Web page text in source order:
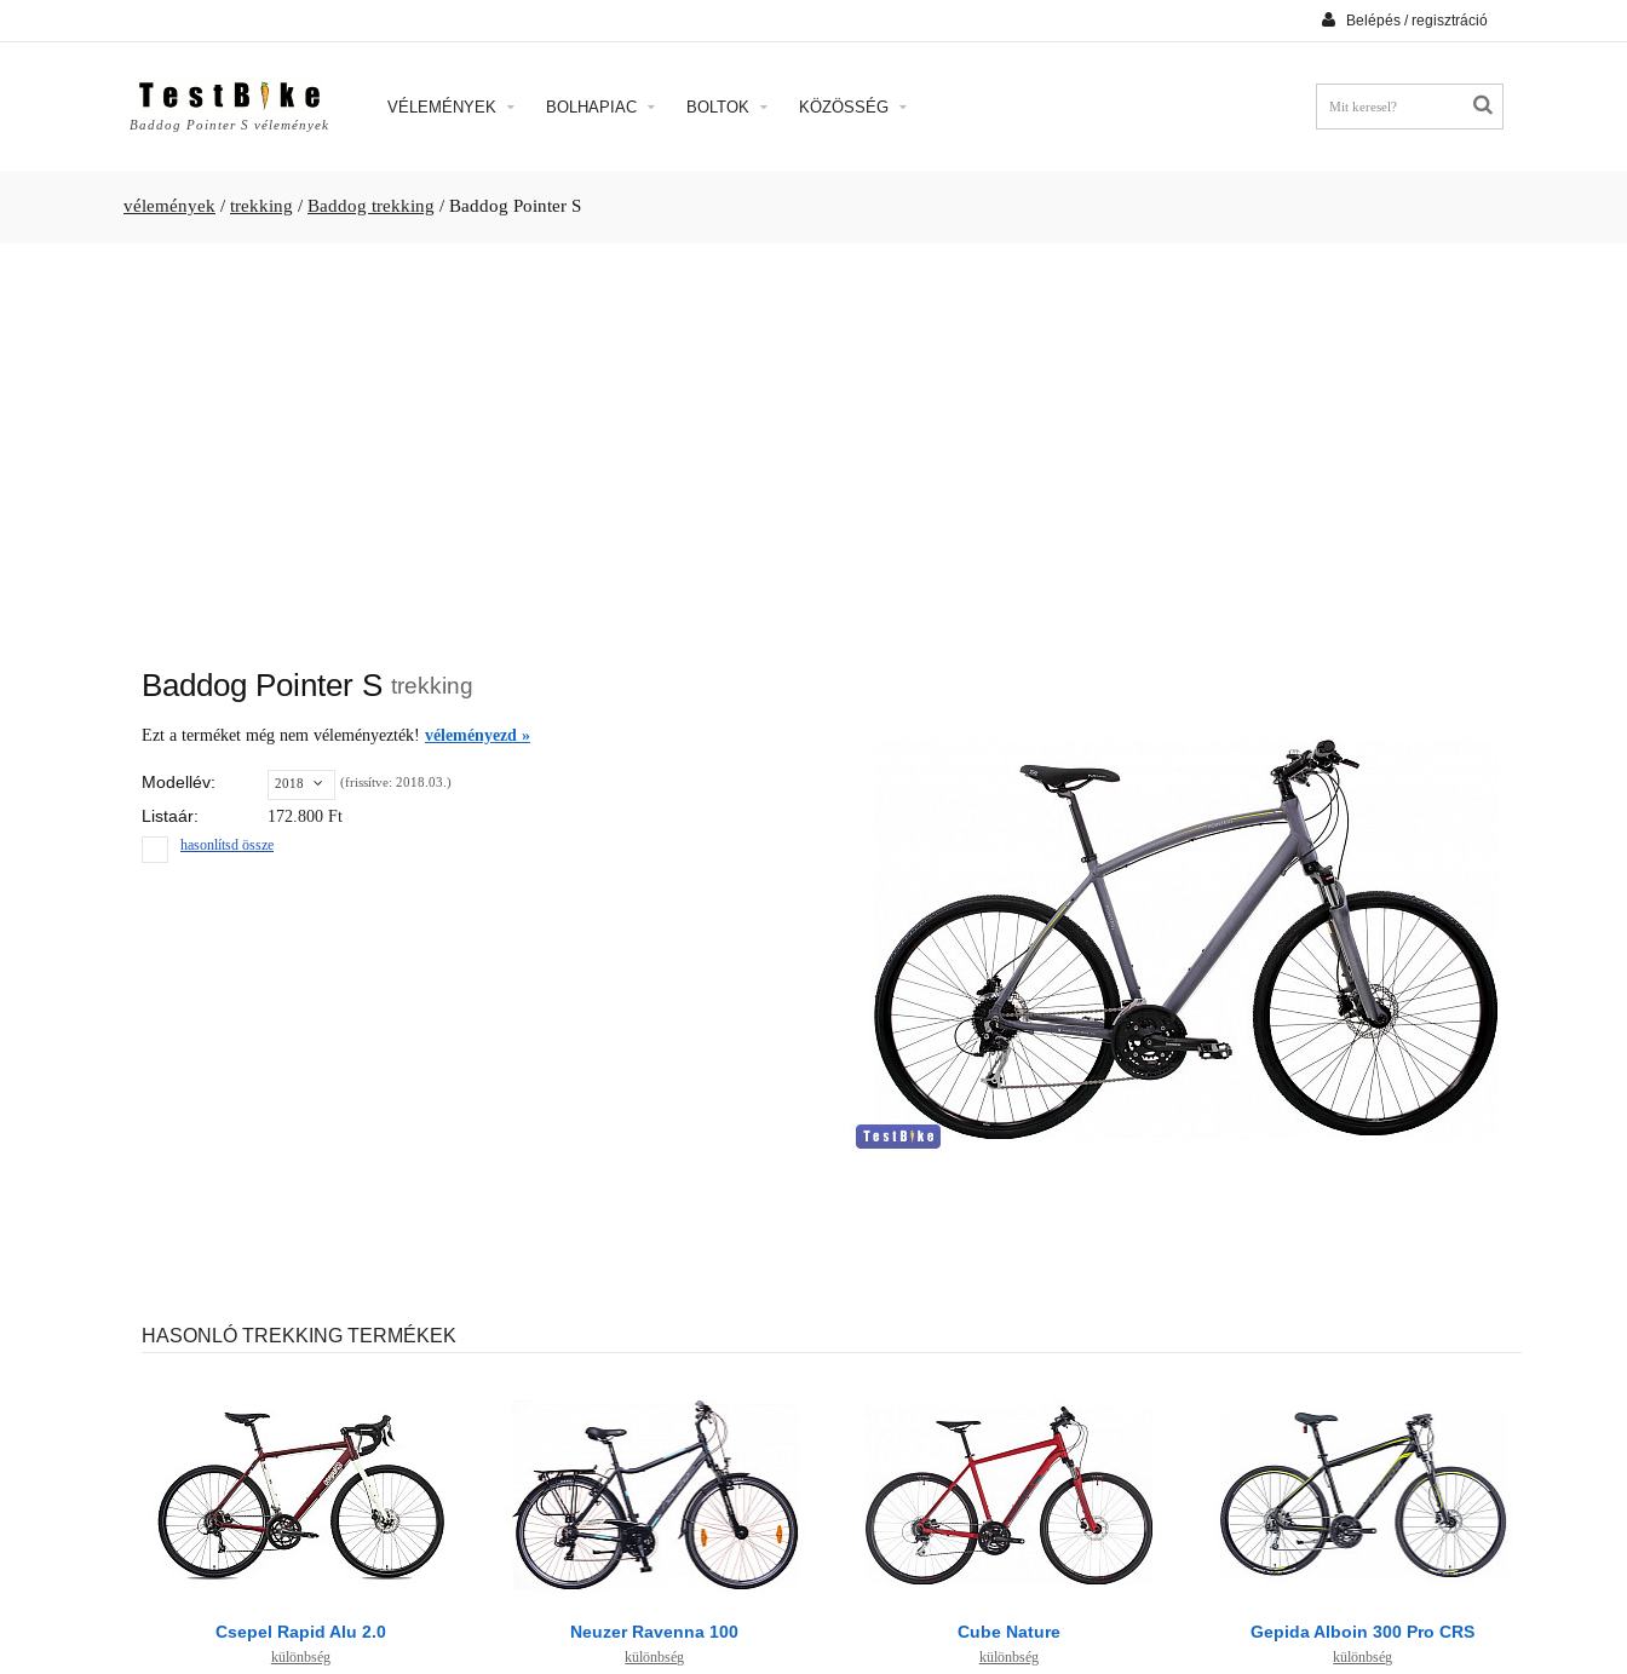
Belépés / regisztráció
Baddog Pointer S vélemények
VÉLEMÉNYEK BOLHAPIAC BOLTOK KÖZÖSSÉG
vélemények / trekking / Baddog trekking / Baddog Pointer S
Baddog Pointer S trekking
Ezt a terméket még nem véleményezték! véleményezd »
Modellév: 2018 (frissítve: 2018.03.)
Listaár: 172.800 Ft
hasonlítsd össze
HASONLÓ TREKKING TERMÉKEK
Csepel Rapid Alu 2.0
különbség
Neuzer Ravenna 100
különbség
Cube Nature
különbség
Gepida Alboin 300 Pro CRS
különbség